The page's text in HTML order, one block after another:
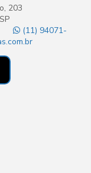
203
(11) 94071-